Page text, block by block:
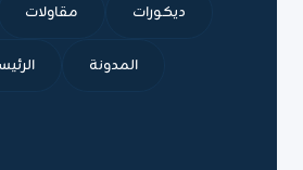
ديكورات مقاولات
المدونة